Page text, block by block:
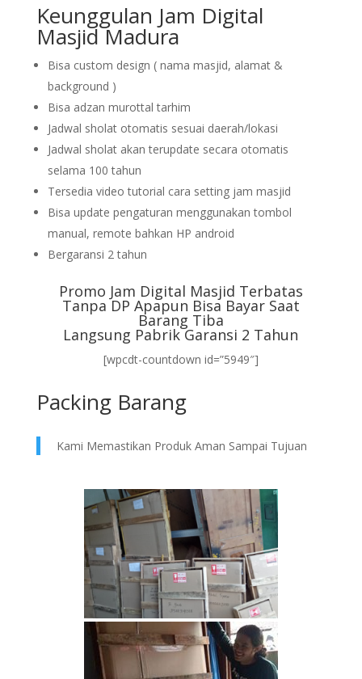
Keunggulan Jam Digital
Masjid Madura
Bisa custom design ( nama masjid, alamat &
background )
Bisa adzan murottal tarhim
Jadwal sholat otomatis sesuai daerah/lokasi
Jadwal sholat akan terupdate secara otomatis
selama 100 tahun
Tersedia video tutorial cara setting jam masjid
Bisa update pengaturan menggunakan tombol
manual, remote bahkan HP android
Bergaransi 2 tahun
Promo Jam Digital Masjid Terbatas
Tanpa DP Apapun Bisa Bayar Saat
Barang Tiba
Langsung Pabrik Garansi 2 Tahun
[wpcdt-countdown id=”5949″]
Packing Barang
Kami Memastikan Produk Aman Sampai Tujuan